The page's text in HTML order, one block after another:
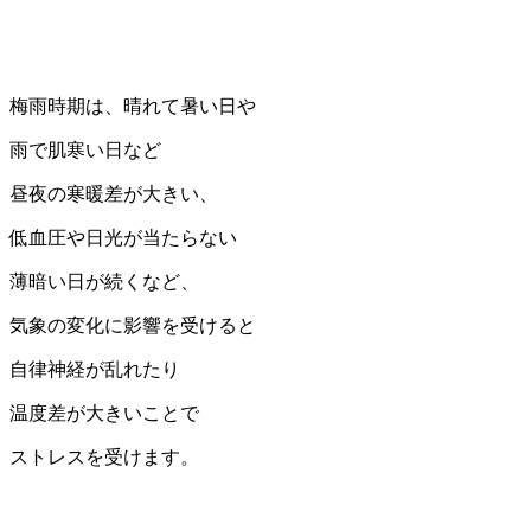
梅雨時期は、晴れて暑い日や
雨で肌寒い日など
昼夜の寒暖差が大きい、
低血圧や日光が当たらない
薄暗い日が続くなど、
気象の変化に影響を受けると
自律神経が乱れたり
温度差が大きいことで
ストレスを受けます。